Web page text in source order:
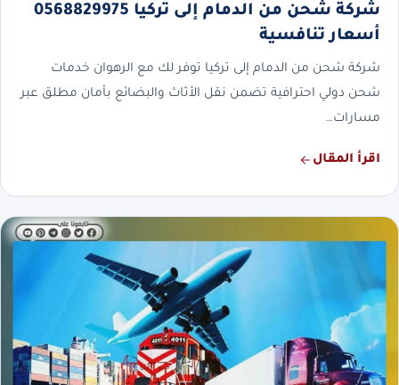
شركة شحن من الدمام إلى تركيا 0568829975
أسعار تنافسية
شركة شحن من الدمام إلى تركيا توفر لك مع الرهوان خدمات
شحن دولي احترافية تضمن نقل الأثاث والبضائع بأمان مطلق عبر
مسارات…
اقرأ المقال